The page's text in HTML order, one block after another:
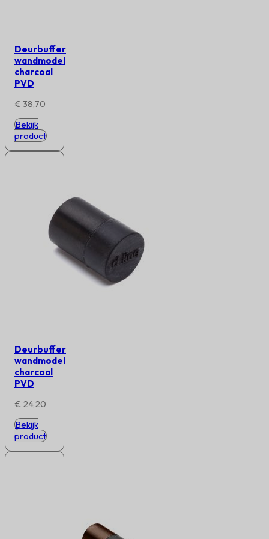
Deurbuffer
wandmodel
charcoal
PVD
€ 38,70
Bekijk
product
Deurbuffer
wandmodel
charcoal
PVD
€ 24,20
Bekijk
product